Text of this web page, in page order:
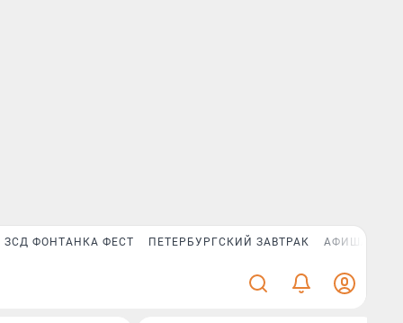
ЗСД ФОНТАНКА ФЕСТ ПЕТЕРБУРГСКИЙ ЗАВТРАК АФИША PLUS